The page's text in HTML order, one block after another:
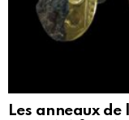
Les anneaux